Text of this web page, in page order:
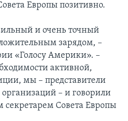
Европы позитивно.
и очень точный
зарядом, –
«Голосу Америки». –
активной,
мы – представители
– и говорили
секретарем Совета Европы